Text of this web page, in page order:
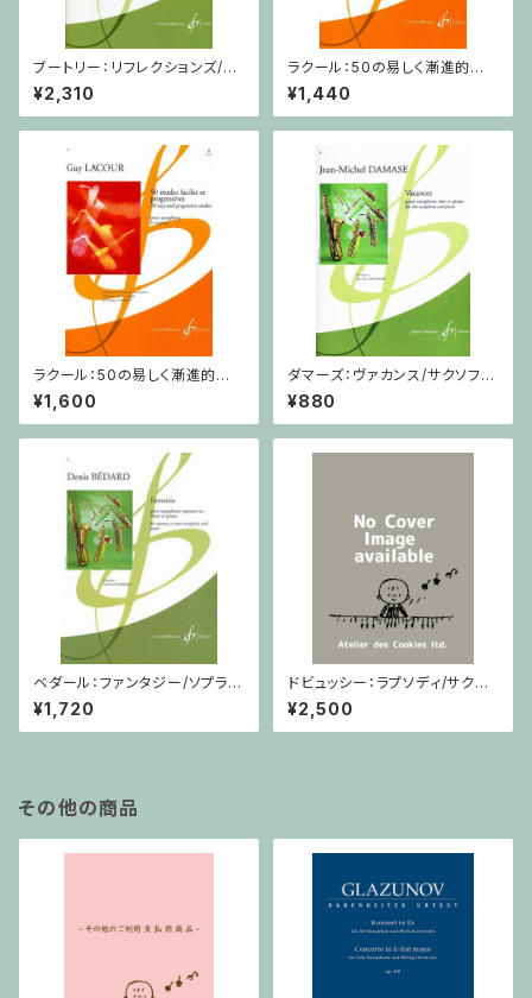
ブートリー：リフレクションズ/サ
クソフォーン・ピアノ
¥2,310
ラクール：50の易しく漸進的な
練習曲 第1巻/サクソフォーン
¥1,440
ラクール：50の易しく漸進的な
練習曲 第2巻/サクソフォーン
¥1,600
ダマーズ：ヴァカンス/サクソフォ
ーン・ピアノ
¥880
ベダール：ファンタジー/ソプラノ
(テナー)サクソフォーン・ピアノ
¥1,720
ドビュッシー：ラプソディ/サクソ
フォーン・ピアノ
¥2,500
その他の商品